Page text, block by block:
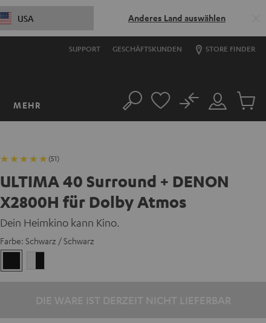
USA Anderes Land auswählen
SUPPORT GESCHÄFTSKUNDEN STORE FINDER
MEHR Suche
Mein
Konto
No
Artikel
(51)
ULTIMA 40 Surround + DENON
X2800H für Dolby Atmos
Dein Heimkino kann Kino.
Farbe: Schwarz / Schwarz
/